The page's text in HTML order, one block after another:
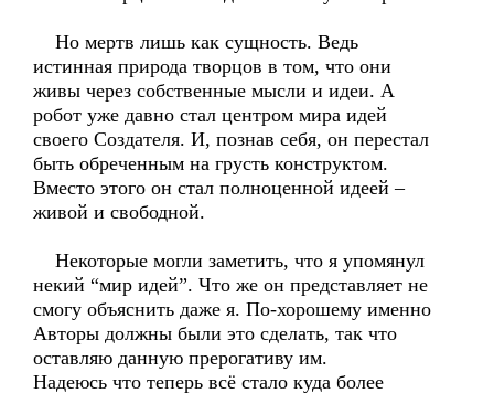
Но мертв лишь как сущность. Ведь
истинная природа творцов в том, что они
живы через собственные мысли и идеи. А
робот уже давно стал центром мира идей
своего Создателя. И, познав себя, он перестал
быть обреченным на грусть конструктом.
Вместо этого он стал полноценной идеей –
живой и свободной.
Некоторые могли заметить, что я упомянул
некий “мир идей”. Что же он представляет не
смогу объяснить даже я. По-хорошему именно
Авторы должны были это сделать, так что
оставляю данную прерогативу им.
Надеюсь что теперь всё стало куда более